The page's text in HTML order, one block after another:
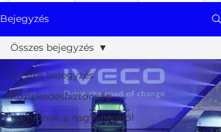
világának korszerű járműveit képviselték.
voltak hagyományos prezentációk, viszont
Bejegyzés
Összes bejegyzés
Közlekedésbiztonság
Kamionok a nagyvilágból
Összes bejegyzés